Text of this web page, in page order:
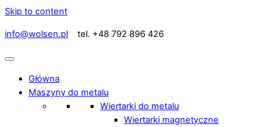
Skip to content
info@wolsen.pl tel. +48 792 896 426
Główna
Maszyny do metalu
Wiertarki do metalu
Wiertarki magnetyczne